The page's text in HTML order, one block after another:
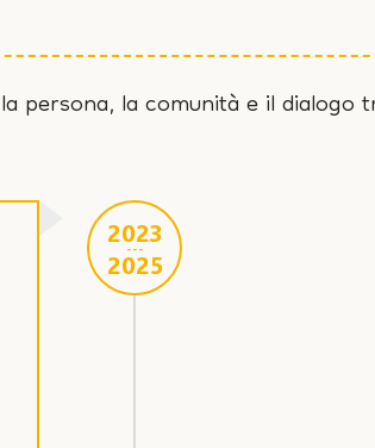
persona, la comunità e il dialogo
2023
---
2025